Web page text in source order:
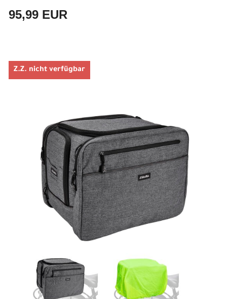
95,99 EUR
Z.Z. nicht verfügbar